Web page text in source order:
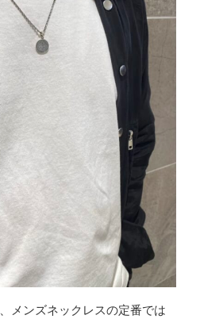
メンズネックレスの定番では